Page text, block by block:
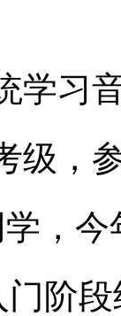
学习
级，
，
阶